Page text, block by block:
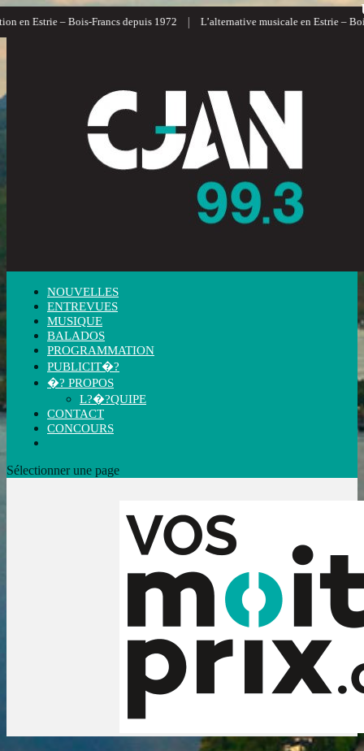
en Estrie – Bois-Francs depuis 1972 L’alternative musicale en Estrie –
NOUVELLES
ENTREVUES
MUSIQUE
BALADOS
PROGRAMMATION
PUBLICIT�?
�? PROPOS
L?�?QUIPE
CONTACT
CONCOURS
Sélectionner une page